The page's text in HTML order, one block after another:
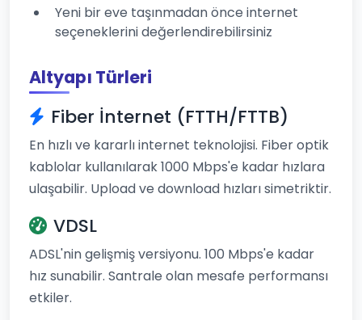
Yeni bir eve taşınmadan önce internet
seçeneklerini değerlendirebilirsiniz
Altyapı Türleri
Fiber İnternet (FTTH/FTTB)
En hızlı ve kararlı internet teknolojisi. Fiber optik
kablolar kullanılarak 1000 Mbps'e kadar hızlara
ulaşabilir. Upload ve download hızları simetriktir.
VDSL
ADSL'nin gelişmiş versiyonu. 100 Mbps'e kadar
hız sunabilir. Santrale olan mesafe performansı
etkiler.